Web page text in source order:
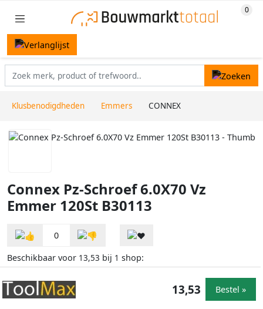
Klusbenodigdheden Emmers CONNEX
Connex Pz-Schroef 6.0X70 Vz
Emmer 120St B30113
0
Beschikbaar voor 13,53 bij 1 shop:
13,53 Bestel »